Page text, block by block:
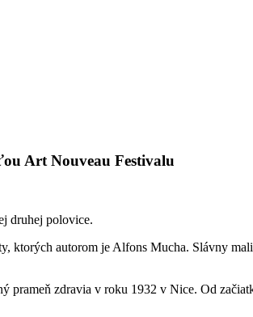
Art Nouveau Festivalu
druhej polovice.
autorom je Alfons Mucha. Slávny
zdravia v roku 1932 v Nice. Od